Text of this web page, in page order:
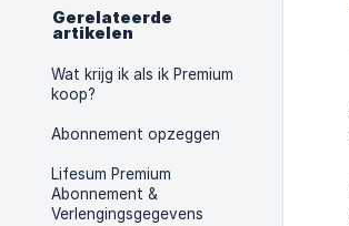
Gerelateerde
artikelen
Wat krijg ik als ik Premium
koop?
Abonnement opzeggen
Lifesum Premium
Abonnement &
Verlengingsgegevens